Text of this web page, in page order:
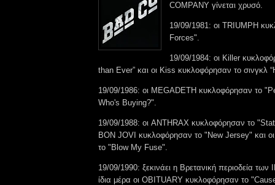
COMPANY γίνεται χρυσό.
19/09/1981: οι TRIUMPH
Forces".
19/09/1984: οι Killer
than Ever” και οι Kiss κυκλοφόρησαν το σινγκλ
19/09/1986: οι MEGADETH κυκλοφόρησαν το
Who's Buying?".
19/09/1988: οι ANTHRAX κυκλοφόρησαν το
BON JOVI κυκλοφόρησαν το "New Jersey" και
το "Blow My Fuse".
19/09/1990: ξεκινάει η Βρετανική περιοδεία
ίδια μέρα οι OBITUARY κυκλοφόρησαν το